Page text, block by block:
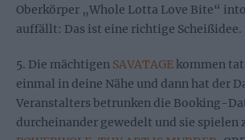
Oberkörper „Whole Lotta Love Bite“
auffällt: Das ist eine richtige Scheißidee.
5. Die mächtigen SAVATAGE kommen
einmal in deine Nähe und dann hat der
Veranstalters betrunken die Booking-
durcheinander gewedelt und sie spielen